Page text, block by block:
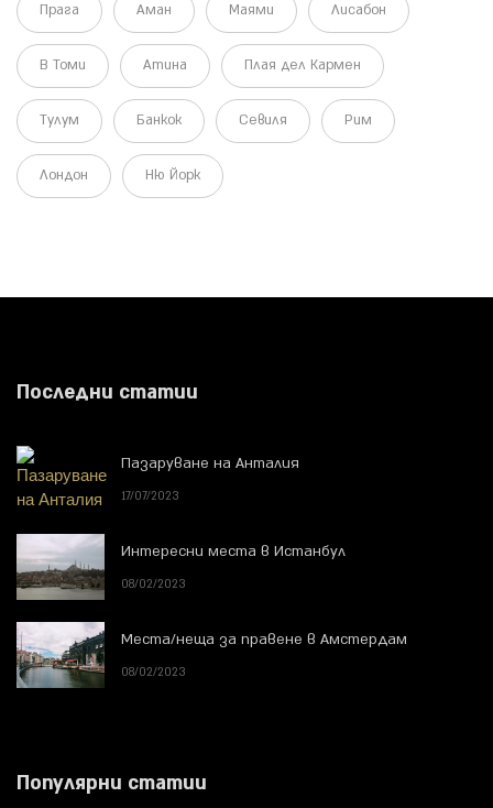
Прага Аман Маями Лисабон
В Томи Атина Плая дел Кармен
Тулум Банкок Севиля Рим
Лондон Ню Йорк
Последни статии
Пазаруване на Анталия
17/07/2023
Интересни места в Истанбул
08/02/2023
Места/неща за правене в Амстердам
08/02/2023
Популярни статии